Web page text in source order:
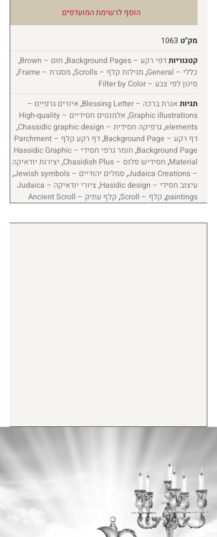
הוסף לרשימת המועדפים
מק"ט 1063
קטגוריותדפי רקע – Background Pages , חום – Brown
,
כללי – General
, מגילות קלף – Scrolls , מסגרת – Frame
,
סינון לפי צבע – Filter by Color
תגיות אגרת ברכה – Blessing Letter , איורים גרפיים –
Graphic illustrations
,
אלמנטים חסידיים – High-quality
elements
,גרפיקה חסידית – Chassidic graphic design
,
דף רקע – Background Page
,
דף רקע קלף – Parchment
Background Page
,
חומר גרפי חסידי – Hassidic Graphic
Material
, חסידיש פלוס – Chasidish Plus , יצירות יודאיקה
– Judaica Creations
, סמלים יהודיים – Jewish symbols
,
עיצוב חסידי – Hasidic design
,
ציורי יודאיקה – Judaica
paintings
, קלף – Scroll , קלף עתיק – Ancient Scroll